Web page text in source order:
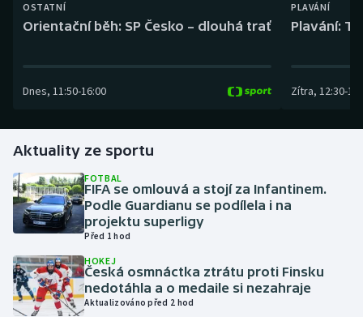
Dostihy
Futsal
Golf
Gymnastika
Házená
Judo
OSTATNÍ
Orientační běh: SP Česko – dlouhá trať
Dnes, 11:50-16:00
PLAVÁNÍ
Plavání:
Zítra, 12:30-
Aktuality ze sportu
FOTBAL
FIFA se omlouvá a stojí za Infantinem.
Podle Guardianu se podílela i na
projektu superligy
Před 1 hod
HOKEJ
Česká osmnáctka ztrátu proti Finsku
nedotáhla a o medaile si nezahraje
Aktualizováno před 2 hod